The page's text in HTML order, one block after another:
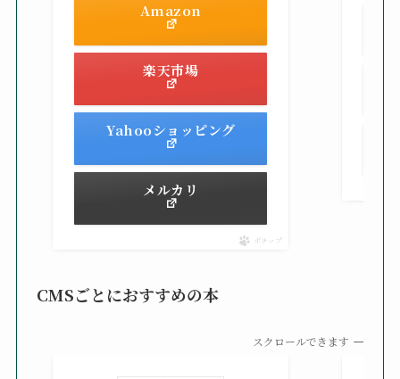
Amazon
楽天市場
Yahooショッピング
メルカリ
ポチップ
CMSごとにおすすめの本
スクロールできます